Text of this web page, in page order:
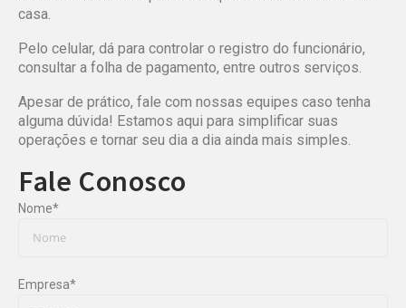
casa.
Pelo celular, dá para controlar o registro do funcionário,
consultar a folha de pagamento, entre outros serviços.
Apesar de prático, fale com nossas equipes caso tenha
alguma dúvida! Estamos aqui para simplificar suas
operações e tornar seu dia a dia ainda mais simples.
Fale Conosco
Nome*
Empresa*